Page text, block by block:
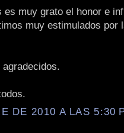
es muy grato el honor e
muy estimulados por
DE 2010 A LAS 5:30